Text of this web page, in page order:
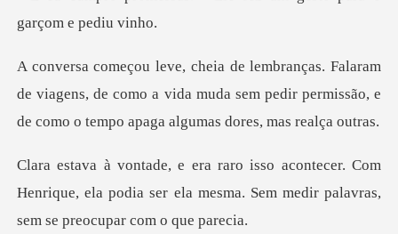
de viagens, de como a vida muda sem pedir permissão, e
r. Com
Henrique, ela podia ser ela mesma. Sem me